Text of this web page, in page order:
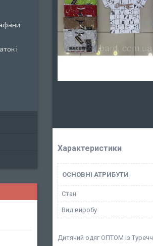
Характеристики
ОСНОВНІ АТРИБУТИ
Стан
Вид виробу
Дитячий одяг ОПТОМ із
і